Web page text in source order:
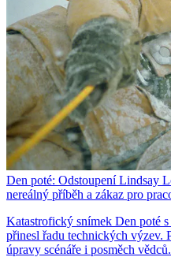
Den poté: Odstoupení Lindsay
nereálný příběh a zákaz pro
Katastrofický snímek Den poté
přinesl řadu technických výzev.
úpravy scénáře i posměch vědců.